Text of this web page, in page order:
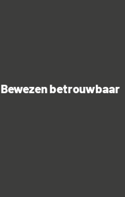
Bewezen betrouwbaar